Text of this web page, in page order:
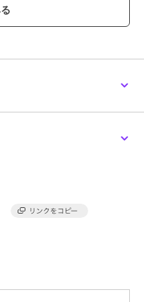
アンクルストラップで、着
イズでジャストでした。